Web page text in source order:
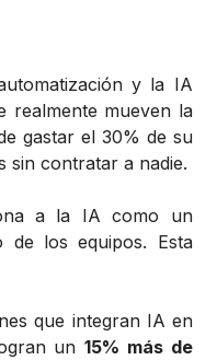
y la IA
realmente mueven la
gastar el 30% de su
sin contratar a nadie.
a la IA como un
de los equipos. Esta
que integran IA en
un15% más de